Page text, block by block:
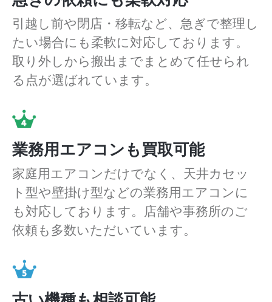
引越し前や閉店・移転など、急ぎで整理し
たい場合にも柔軟に対応しております。
取り外しから搬出までまとめて任せられ
る点が選ばれています。
業務用エアコンも買取可能
家庭用エアコンだけでなく、天井カセッ
ト型や壁掛け型などの業務用エアコンに
も対応しております。店舗や事務所のご
依頼も多数いただいています。